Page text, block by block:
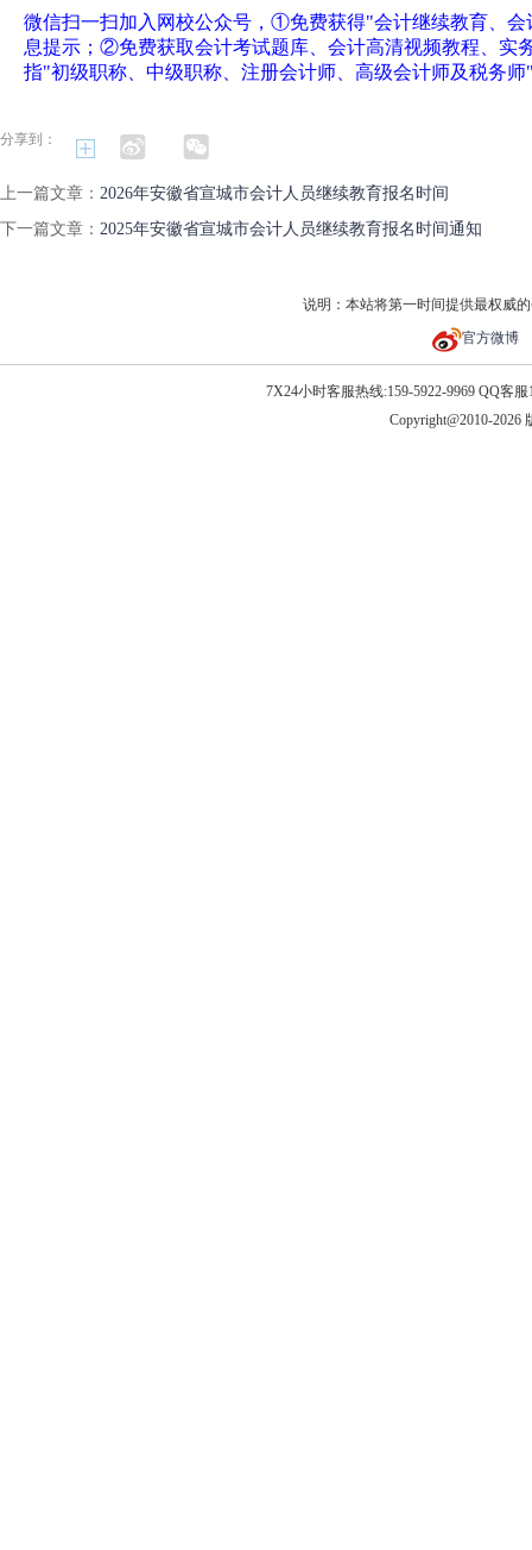
微信扫一扫加入网校公众号，①免费获得"会计继续教育、
息提示；②免费获取会计考试题库、会计高清视频教程、实
指"初级职称、中级职称、注册会计师、高级会计师及税务
分享到：
上一篇文章： 2026年安徽省宣城市会计人员继续教育报名时间
下一篇文章： 2025年安徽省宣城市会计人员继续教育报名时间通知
说明：本站将第一时间提供最权威
官方微博
7X24小时客服热线:159-5922-9969 QQ客服
Copyright@2010-2026